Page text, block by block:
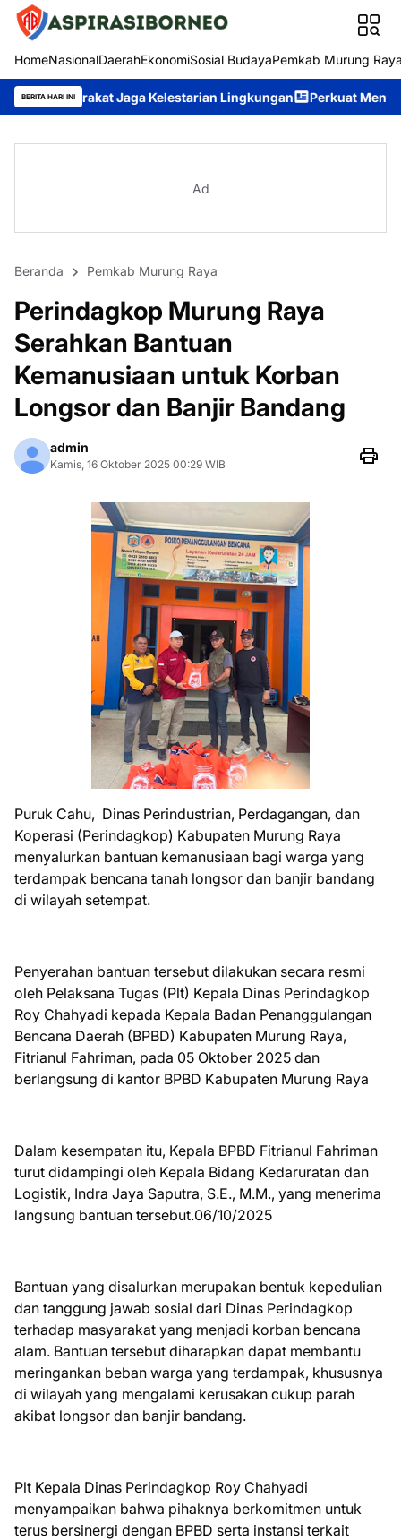
HomeNasionalDaerahEkonomiSosial BudayaPemkab Murung
BERITA HARI INI
Jaga Kelestarian Lingkungan Perkuat Mental Spiritual
Ad
Beranda Pemkab Murung Raya
Perindagkop Murung Raya
Serahkan Bantuan
Kemanusiaan untuk Korban
Longsor dan Banjir Bandang
admin
Kamis, 16 Oktober 2025 00:29 WIB
Puruk Cahu, Dinas Perindustrian, Perdagangan, dan
Koperasi (Perindagkop) Kabupaten Murung Raya
menyalurkan bantuan kemanusiaan bagi warga yang
terdampak bencana tanah longsor dan banjir bandang
di wilayah setempat.
Penyerahan bantuan tersebut dilakukan secara resmi
oleh Pelaksana Tugas (Plt) Kepala Dinas Perindagkop
Roy Chahyadi kepada Kepala Badan Penanggulangan
Bencana Daerah (BPBD) Kabupaten Murung Raya,
Fitrianul Fahriman, pada 05 Oktober 2025 dan
berlangsung di kantor BPBD Kabupaten Murung Raya
Dalam kesempatan itu, Kepala BPBD Fitrianul Fahriman
turut didampingi oleh Kepala Bidang Kedaruratan dan
Logistik, Indra Jaya Saputra, S.E., M.M., yang menerima
langsung bantuan tersebut.06/10/2025
Bantuan yang disalurkan merupakan bentuk kepedulian
dan tanggung jawab sosial dari Dinas Perindagkop
terhadap masyarakat yang menjadi korban bencana
alam. Bantuan tersebut diharapkan dapat membantu
meringankan beban warga yang terdampak, khususnya
di wilayah yang mengalami kerusakan cukup parah
akibat longsor dan banjir bandang.
Plt Kepala Dinas Perindagkop Roy Chahyadi
menyampaikan bahwa pihaknya berkomitmen untuk
terus bersinergi dengan BPBD serta instansi terkait